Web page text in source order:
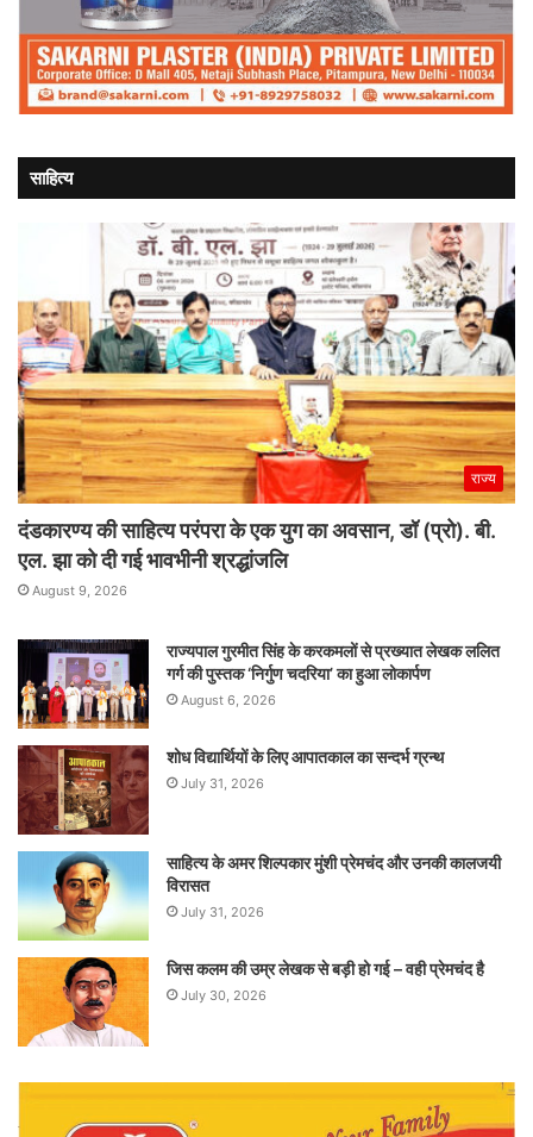
साहित्य
राज्य
दंडकारण्य की साहित्य परंपरा के एक युग का अवसान, डॉ (प्रो). बी.
एल. झा को दी गई भावभीनी श्रद्धांजलि
August 9, 2026
राज्यपाल गुरमीत सिंह के करकमलों से प्रख्यात लेखक ललित
गर्ग की पुस्तक ‘निर्गुण चदरिया’ का हुआ लोकार्पण
August 6, 2026
शोध विद्यार्थियों के लिए आपातकाल का सन्दर्भ ग्रन्थ
July 31, 2026
साहित्य के अमर शिल्पकार मुंशी प्रेमचंद और उनकी कालजयी
विरासत
July 31, 2026
जिस कलम की उम्र लेखक से बड़ी हो गई – वही प्रेमचंद है
July 30, 2026